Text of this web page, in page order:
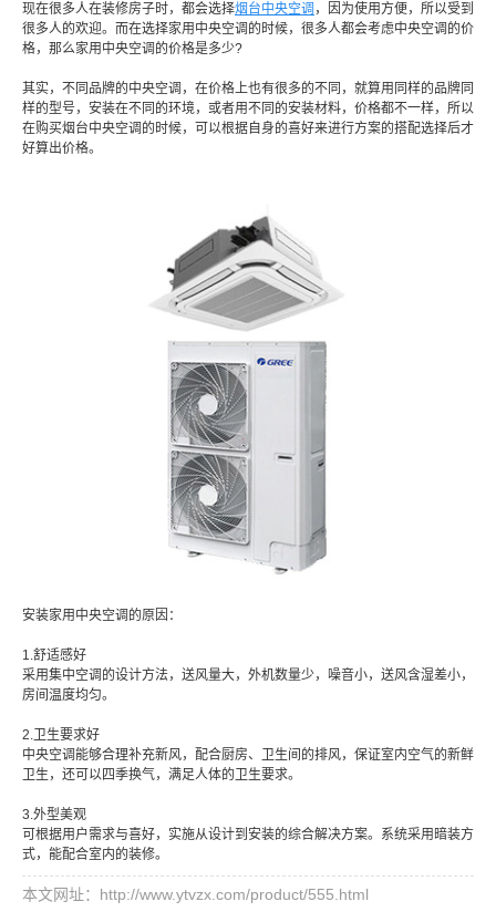
现在很多人在装修房子时，都会选择烟台中央空调 ，因为使用方便，所以受到
很多人的欢迎。而在选择家用中央空调的时候，很多人都会考虑中央空调的价
格，那么家用中央空调的价格是多少?
其实，不同品牌的中央空调，在价格上也有很多的不同，就算用同样的品牌同
样的型号，安装在不同的环境，或者用不同的安装材料，价格都不一样，所以
在购买烟台中央空调的时候，可以根据自身的喜好来进行方案的搭配选择后才
好算出价格。
安装家用中央空调的原因：
1.舒适感好
采用集中空调的设计方法，送风量大，外机数量少，噪音小，送风含湿差小，
房间温度均匀。
2.卫生要求好
中央空调能够合理补充新风，配合厨房、卫生间的排风，保证室内空气的新鲜
卫生，还可以四季换气，满足人体的卫生要求。
3.外型美观
可根据用户需求与喜好，实施从设计到安装的综合解决方案。系统采用暗装方
式，能配合室内的装修。
本文网址：http://www.ytvzx.com/product/555.html